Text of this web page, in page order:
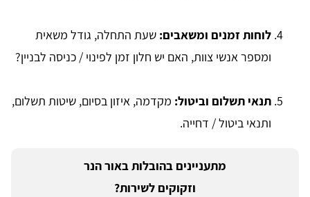
לוחות זמנים ומשאבים: שעת התחלה, גודל משאית
ומספר אנשי צוות, האם יש חלון זמן לפינוי / כניסה לבניין?
תנאי תשלום וביטול: מקדמה, איזון בסיום, שיטות תשלום,
ותנאי ביטול / דחייה.
מתעניינים בהובלות באור הנר
וזקוקים לשירות?